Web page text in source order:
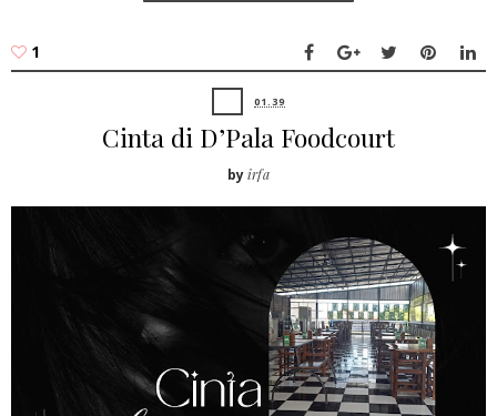
1
01.39
Cinta di D’Pala Foodcourt
byirfa